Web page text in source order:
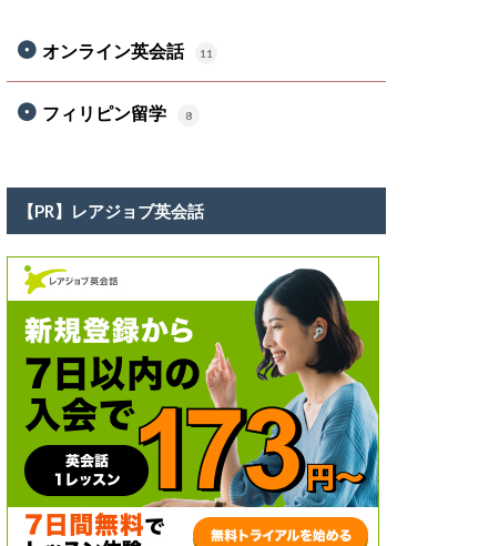
オンライン英会話 11
フィリピン留学 8
【PR】レアジョブ英会話